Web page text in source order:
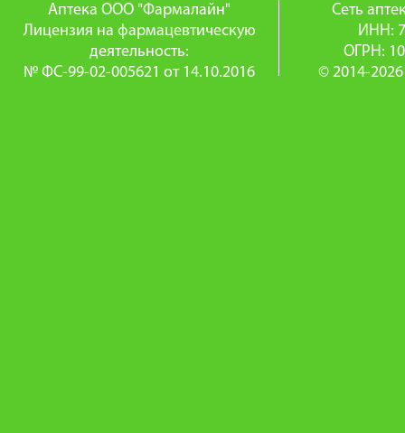
Аптека ООО "Фармалайн"
Лицензия на фармацевтическую
деятельность:
№ ФС-99-02-005621 от 14.10.2016
Сеть
ИНН:
ОГРН:
© 2014-